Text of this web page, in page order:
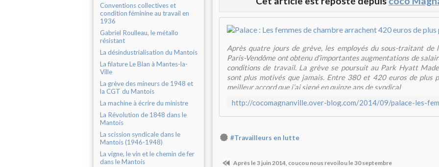
Conventions collectives et
condition féminine au travail en
1936
Gabriel Roulleau, le métallo
résistant
La désindustrialisation du Mantois
La filature Le Blan à Mantes-la-
Ville
La grève des mineurs de 1948 et
la CGT du Mantois
La machine à écrire du ministre
La Révolution de 1848 dans le
Mantois
La scission syndicale dans le
Mantois (1946-1948)
La vigne, le vin et le chemin de fer
dans le Mantois
Après quatre jours de grève, les employés du sous-traitant de
Paris-Vendôme ont obtenu d’importantes augmentations de
conditions de travail. La grève se poursuit au Park Hyatt
sont plus motivés que jamais. Entre 380 et 420 euros de plus
meilleur accord que j’ai signé en quinze ans de syndical
#Travailleurs en lutte
Après le 3 juin 2014, coucou nous revoilou le 30 septembre